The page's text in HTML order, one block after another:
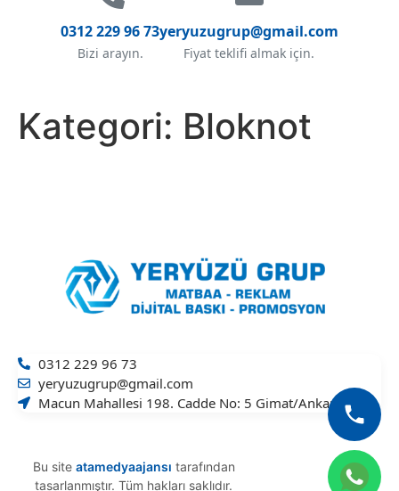
0312 229 96 73
Bizi arayın.
yeryuzugrup@gmail.com
Fiyat teklifi almak için.
Kategori: Bloknot
0312 229 96 73
yeryuzugrup@gmail.com
Macun Mahallesi 198. Cadde No: 5 Gimat/Ankara
Bu site atamedyaajansı tarafından
tasarlanmıştır. Tüm hakları saklıdır.